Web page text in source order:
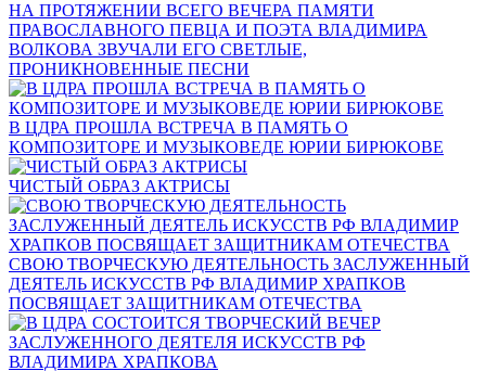
НА ПРОТЯЖЕНИИ ВСЕГО ВЕЧЕРА ПАМЯТИ
ПРАВОСЛАВНОГО ПЕВЦА И ПОЭТА ВЛАДИМИРА
ВОЛКОВА ЗВУЧАЛИ ЕГО СВЕТЛЫЕ,
ПРОНИКНОВЕННЫЕ ПЕСНИ
В ЦДРА ПРОШЛА ВСТРЕЧА В ПАМЯТЬ О
КОМПОЗИТОРЕ И МУЗЫКОВЕДЕ ЮРИИ БИРЮКОВЕ
ЧИСТЫЙ ОБРАЗ АКТРИСЫ
СВОЮ ТВОРЧЕСКУЮ ДЕЯТЕЛЬНОСТЬ ЗАСЛУЖЕННЫЙ
ДЕЯТЕЛЬ ИСКУССТВ РФ ВЛАДИМИР ХРАПКОВ
ПОСВЯЩАЕТ ЗАЩИТНИКАМ ОТЕЧЕСТВА